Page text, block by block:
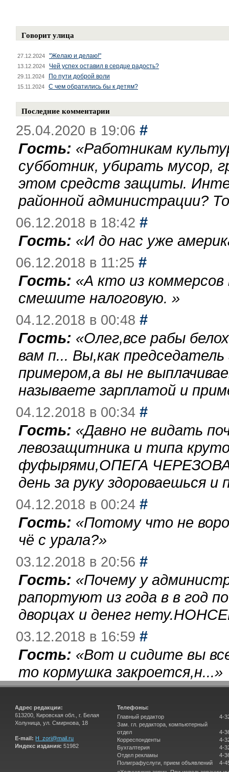
Говорит улица
27.12.2024 "Желаю и делаю!"
13.12.2024 Чей успех оставил в сердце радость?
29.11.2024 По пути доброй воли
15.11.2024 С чем обратились бы к детям?
Последние комментарии
25.04.2020 в 19:06 #
Гость: «Работникам
субботник, убирать мусор,
этом средств защиты.
районной администрации?
06.12.2018 в 18:42 #
Гость: «И до нас уже
06.12.2018 в 11:25 #
Гость: «А кто из
смешите налоговую. »
04.12.2018 в 00:48 #
Гость: «Олег,все рабы
вам п... Вы,как
примером,а вы не
называете зарплатой и
04.12.2018 в 00:34 #
Гость: «Давно не видать
левозащитника и типа
фуфырями,ОПЕГА
день за руку здороваешься
04.12.2018 в 00:24 #
Гость: «Потому что не
чё с урала?»
03.12.2018 в 20:56 #
Гость: «Почему у
рапортуют из года в в год
дворцах и денег
03.12.2018 в 16:59 #
Гость: «Вот и сидите вы
то кормушка закроется,н...»
Адрес редакции:
613200, Кировская обл., г. Белая
Холуница, ул. Смирнова, 18
E-mail: H_zori@mail.ru
Индекс издания: 51982
Телефоны:
Главный редактор
Зам. гл. редактора, компьютерный
отдел
Корреспонденты
Бухгалтерия
Отдел рекламы
Полиграфуслуги, прием объявлений
4-
4-
4-
4-
4-
4-